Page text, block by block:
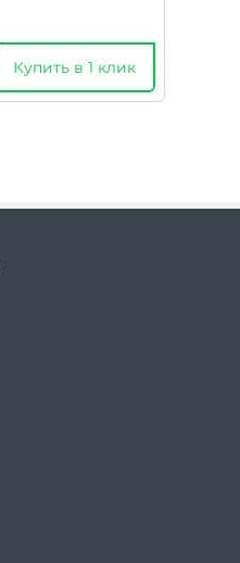
Купить в 1 клик